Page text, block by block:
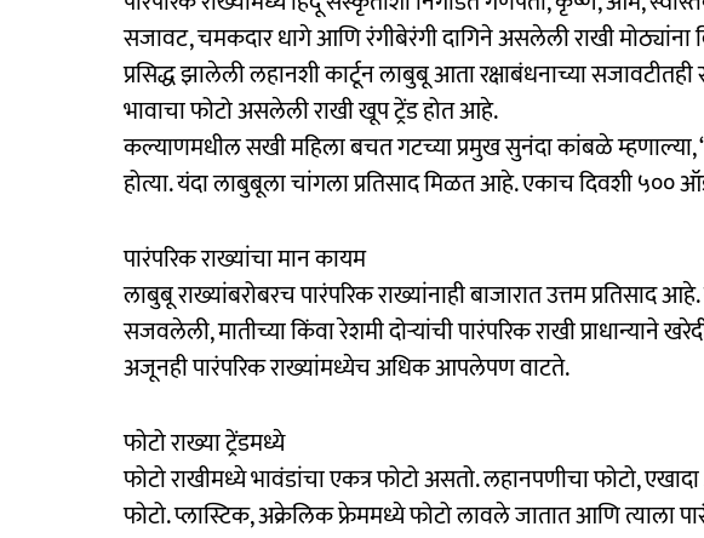
सजावट, चमकदार धागे आणि रंगीबेरंगी दागिने असलेली राखी मोठ्यांना
प्रसिद्ध झालेली लहानशी कार्टून लाबुबू आता रक्षाबंधनाच्या
भावाचा फोटो असलेली राखी खूप ट्रेंड होत आहे.
कल्याणमधील सखी महिला बचत गटच्या प्रमुख सुनंदा कांबळे म्हणाल्या,
होत्या. यंदा लाबुबूला चांगला प्रतिसाद मिळत आहे. एकाच दिवशी ५००
पारंपरिक राख्यांचा मान कायम
लाबुबू राख्यांबरोबरच पारंपरिक राख्यांनाही बाजारात उत्तम
सजवलेली, मातीच्या किंवा रेशमी दोऱ्यांची पारंपरिक राखी प्राधान्याने
अजूनही पारंपरिक राख्यांमध्येच अधिक आपलेपण वाटते.
फोटो राख्या ट्रेंडमध्ये
फोटो राखीमध्ये भावंडांचा एकत्र फोटो असतो. लहानपणीचा फोटो,
फोटो. प्लास्टिक, अक्रेलिक फ्रेममध्ये फोटो लावले जातात आणि त्याला